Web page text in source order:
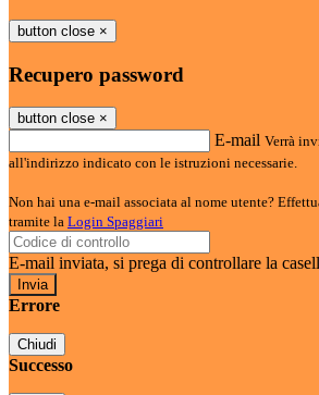
button close ×
Recupero password
button close ×
E-mail Verrà
all'indirizzo indicato con le istruzioni necessarie.
Non hai una e-mail associata al nome utente?
tramite la Login Spaggiari
E-mail inviata, si prega di controllare la
Errore
Chiudi
Successo